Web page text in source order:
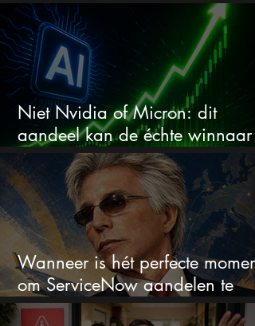
aandeel?
Niet Nvidia of Micron: dit
aandeel kan de échte winnaar
van de AI-race worden
Wanneer is hét perfecte moment
om ServiceNow aandelen te
kopen?